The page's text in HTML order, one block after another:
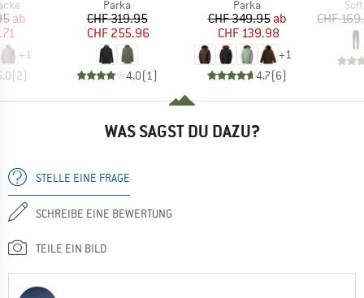
Preis
ab
+1
(2)
Produktgruppe
Parka
Preis
CHF 319.95reduzierter Preis
CHF 255.96
4.0(1 )
Produktgruppe
Parka
Preis
CHF 349.95reduzierter Preis
ab
CHF 139.98
+1
4.7(6)
CHF
WAS SAGST DU DAZU?
STELLE EINE FRAGE
SCHREIBE EINE BEWERTUNG
TEILE EIN BILD